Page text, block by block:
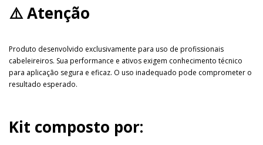
⚠️ Atenção
Produto desenvolvido exclusivamente para uso de profissionais
cabeleireiros. Sua performance e ativos exigem conhecimento técnico
para aplicação segura e eficaz. O uso inadequado pode comprometer o
resultado esperado.
Kit composto por: